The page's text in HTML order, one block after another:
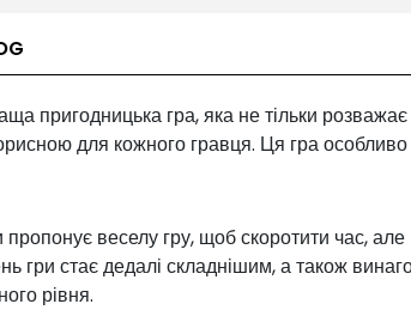
пригодницька гра, яка не тільки
для кожного гравця. Ця гра
веселу гру, щоб скоротити час, але
гри стає дедалі складнішим, а також
рівня.